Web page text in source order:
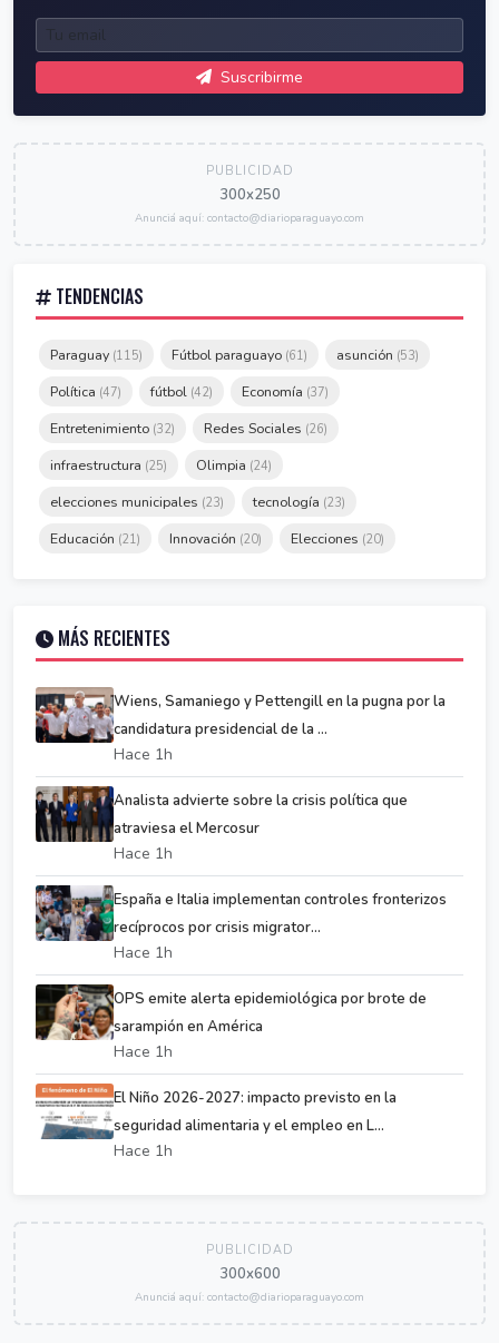
Suscribirme
PUBLICIDAD
300x250
Anunciá aquí: contacto@diarioparaguayo.com
TENDENCIAS
Paraguay (115) Fútbol paraguayo (61) asunción (53)
Política (47) fútbol (42) Economía (37)
Entretenimiento (32) Redes Sociales (26)
infraestructura (25) Olimpia (24)
elecciones municipales (23) tecnología (23)
Educación (21) Innovación (20) Elecciones (20)
MÁS RECIENTES
Wiens, Samaniego y Pettengill en la pugna por la
candidatura presidencial de la ...
Hace 1h
Analista advierte sobre la crisis política que
atraviesa el Mercosur
Hace 1h
España e Italia implementan controles fronterizos
recíprocos por crisis migrator...
Hace 1h
OPS emite alerta epidemiológica por brote de
sarampión en América
Hace 1h
El Niño 2026-2027: impacto previsto en la
seguridad alimentaria y el empleo en L...
Hace 1h
PUBLICIDAD
300x600
Anunciá aquí: contacto@diarioparaguayo.com